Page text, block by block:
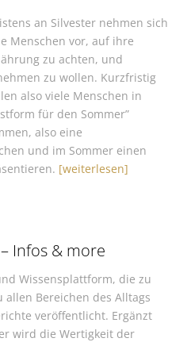
an Silvester nehmen sich
Menschen vor, auf ihre
zu achten, und
zu wollen. Kurzfristig
also viele Menschen in
für den Sommer”
also eine
und im Sommer einen
[weiterlesen]
Infos & more
Wissensplattform, die zu
Bereichen des Alltags
veröffentlicht. Ergänzt
wird die Wertigkeit der